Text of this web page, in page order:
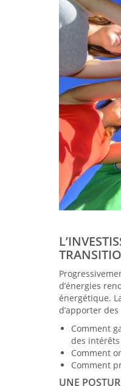
d’énergies
énergétique.
d’apporter
Comment
des
Comment
Comment
UNE